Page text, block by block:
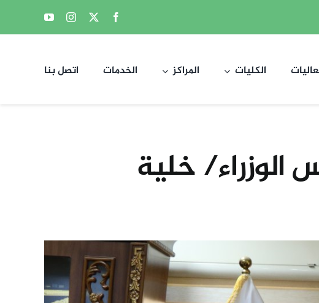
الكليات المراكز الخدمات اتصل بنا
خلية